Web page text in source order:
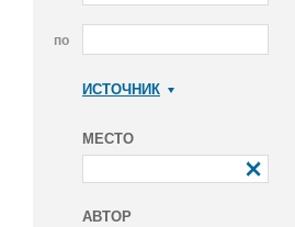
по
ИСТОЧНИК
МЕСТО
АВТОР